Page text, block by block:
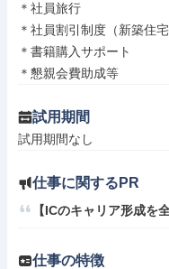
＊社員旅行
＊社員割引制度（新築住宅
＊書籍購入サポート
＊懇親会費助成等
試用期間
試用期間なし
仕事に関するPR
【ICのキャリア形成を
仕事の特徴